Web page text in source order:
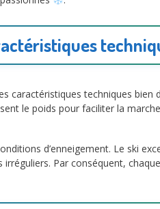
caractéristiques techniques
le poids pour faciliter la
d’enneigement. Le ski
Par conséquent,